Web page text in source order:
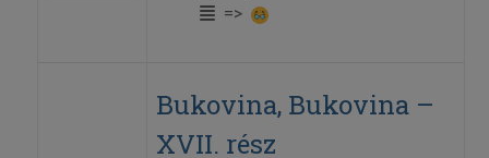
=>
Bukovina, Bukovina –
XVII. rész